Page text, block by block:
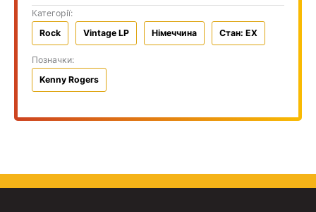
Категорії:
Rock
Vintage LP Німеччина Стан: EX
Позначки:
Kenny Rogers